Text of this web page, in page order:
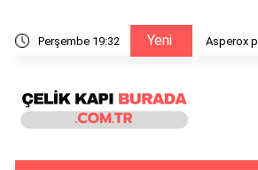
Perşembe 19:32 Yeni Asperox